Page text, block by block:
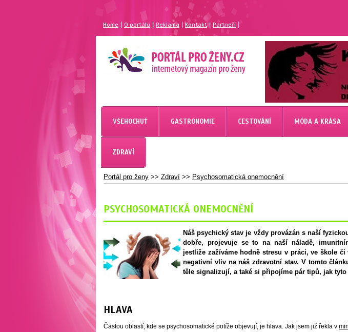
Home |O portálu Reklama Kontakt| Partneří
MAGAZÍN PRO ŽENY
PORTÁL PRO ŽENY.CZ
VŠEHOCHUŤ GASTRONOMIE CESTOVÁNÍ MÓDA A KRÁSA
ZDRAVÍ
Portál pro ženy >> Zdraví >> Psychosomatická onemocnění
PSYCHOSOMATICKÁ ONEMOCNĚNÍ
Náš psychický stav je vždy provázán s naší
dobře, projevuje se to na naší náladě,
jestliže zažíváme hodně stresu v práci, ve škole
negativní vliv na náš zdravotní stav. V tomto
těle signalizují, a také si připojíme pár tipů, jak
HLAVA
Častou oblastí, kde se psychosomatické potíže objevují, je hlava. Jak jsem již řekla v